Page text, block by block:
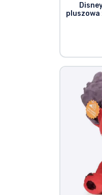
pluszowa